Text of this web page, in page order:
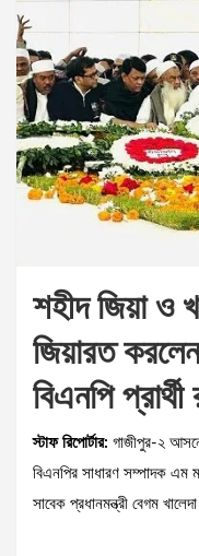
শহীদ জিয়া ও
জিয়ারত
বিএনপি প্রার্থী
স্টাফ রিপোর্টার: গাজীপুর-২
বিএনপির সাধারণ সম্পাদক এম
সাবেক প্রধানমন্ত্রী বেগম